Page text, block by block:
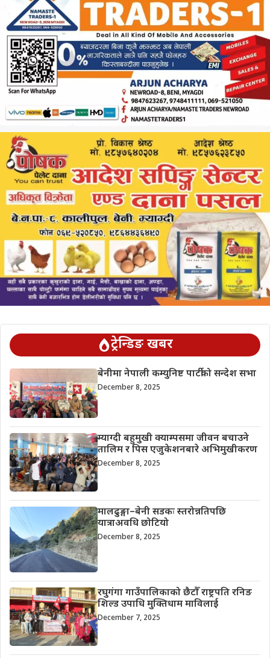
ट्रेन्डिङ खबर
बेनीमा नेपाली कम्युनिष्ट पार्टीको सन्देश सभा
December 8, 2025
म्याग्दी बहुमुखी क्याम्पसमा जीवन बचाउने
तालिम र पिस एजुकेशनबारे अभिमुखीकरण
December 8, 2025
मालढुङ्गा–बेनी सडकः स्तरोन्नतिपछि
यात्राअवधि छोटियो
December 8, 2025
रघुगंगा गाउँपालिकाको छैटौँ राष्ट्रपति रनिङ
शिल्ड उपाधि मुक्तिधाम माविलाई
December 7, 2025